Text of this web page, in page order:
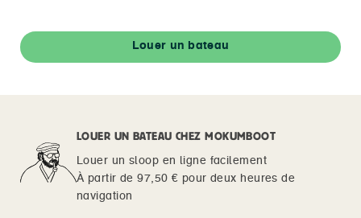
Louer un bateau
LOUER UN BATEAU CHEZ MOKUMBOOT
Louer un sloop en ligne facilement
À partir de 97,50 € pour deux heures de
navigation